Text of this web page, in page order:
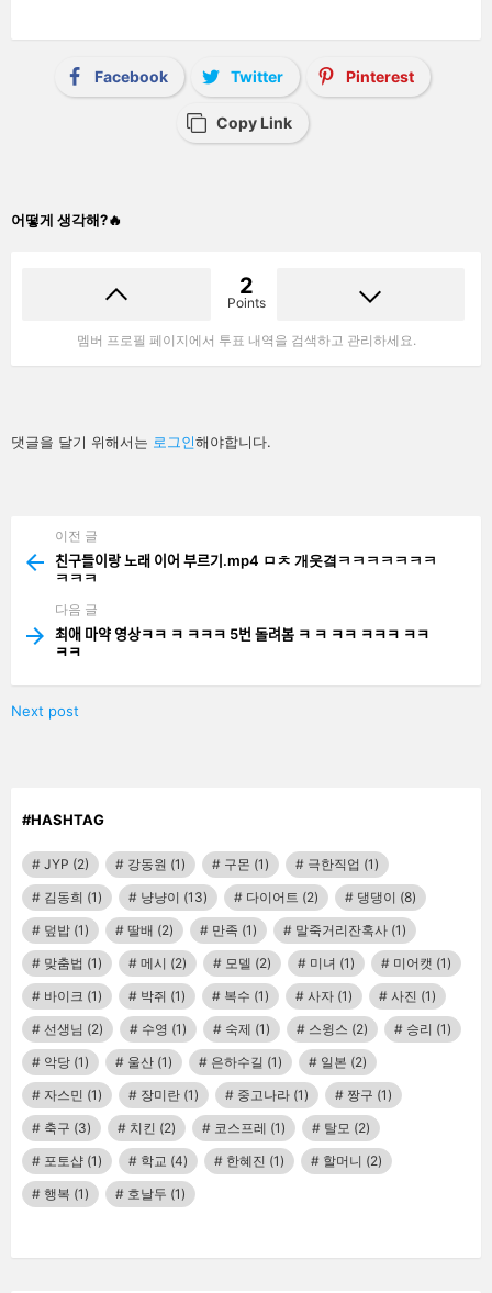
Facebook Twitter Pinterest
Copy Link
어떻게 생각해?🔥
2
Points
멤버 프로필 페이지에서 투표 내역을 검색하고 관리하세요.
답
글
댓글을 달기 위해서는 로그인해야합니다.
more
이전 글
친구들이랑 노래 이어 부르기.mp4 ㅁㅊ 개웃곀ㅋㅋㅋㅋㅋㅋㅋ
ㅋㅋㅋ
다음 글
최애 마약 영상ㅋㅋ ㅋ ㅋㅋㅋ 5번 돌려봄 ㅋ ㅋ ㅋㅋ ㅋㅋㅋ ㅋㅋ
ㅋㅋ
Next post
#HASHTAG
JYP (2) 강동원 (1) 구몬 (1) 극한직업 (1)
김동희 (1) 냥냥이 (13) 다이어트 (2) 댕댕이 (8)
덮밥 (1) 딸배 (2) 만족 (1) 말죽거리잔혹사 (1)
맞춤법 (1) 메시 (2) 모델 (2) 미녀 (1) 미어캣 (1)
바이크 (1) 박쥐 (1) 복수 (1) 사자 (1) 사진 (1)
선생님 (2) 수영 (1) 숙제 (1) 스윙스 (2) 승리 (1)
악당 (1) 울산 (1) 은하수길 (1) 일본 (2)
자스민 (1) 장미란 (1) 중고나라 (1) 짱구 (1)
축구 (3) 치킨 (2) 코스프레 (1) 탈모 (2)
포토샵 (1) 학교 (4) 한혜진 (1) 할머니 (2)
행복 (1) 호날두 (1)